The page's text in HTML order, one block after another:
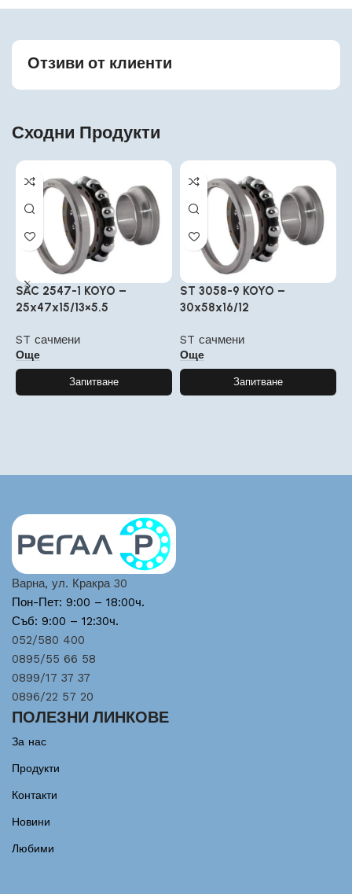
Отзиви от клиенти
Сходни Продукти
SAC 2547-1 KOYO –
25x47x15/13×5.5
ST сачмени
Още
Запитване
ST 3058-9 KOYO –
30x58x16/12
ST сачмени
Още
Запитване
Варна, ул. Кракра 30
Пон-Пет: 9:00 – 18:00ч.
Съб: 9:00 – 12:30ч.
052/580 400
0895/55 66 58
0899/17 37 37
0896/22 57 20
ПОЛЕЗНИ ЛИНКОВЕ
За нас
Продукти
Контакти
Новини
Любими